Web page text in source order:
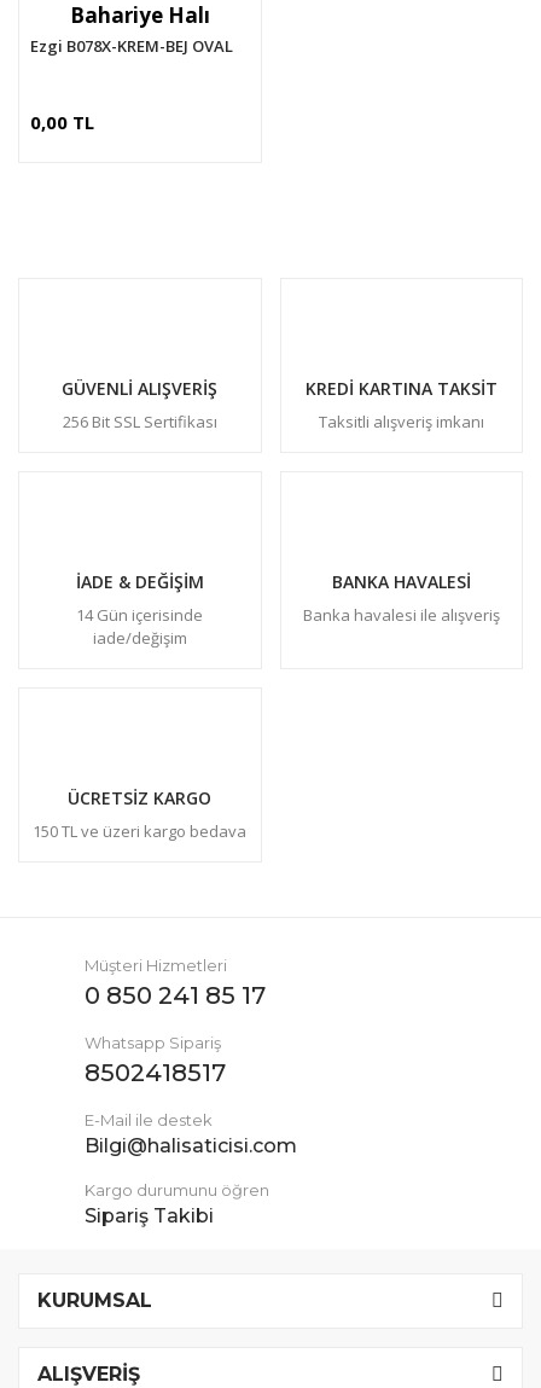
Bahariye Halı
Ezgi B078X-KREM-BEJ OVAL
0,00 TL
GÜVENLİ ALIŞVERİŞ
256 Bit SSL Sertifikası
KREDİ KARTINA TAKSİT
Taksitli alışveriş imkanı
İADE & DEĞİŞİM
14 Gün içerisinde
iade/değişim
BANKA HAVALESİ
Banka havalesi ile alışveriş
ÜCRETSİZ KARGO
150 TL ve üzeri kargo bedava
Müşteri Hizmetleri
0 850 241 85 17
Whatsapp Sipariş
8502418517
E-Mail ile destek
Bilgi@halisaticisi.com
Kargo durumunu öğren
Sipariş Takibi
KURUMSAL
ALIŞVERİŞ